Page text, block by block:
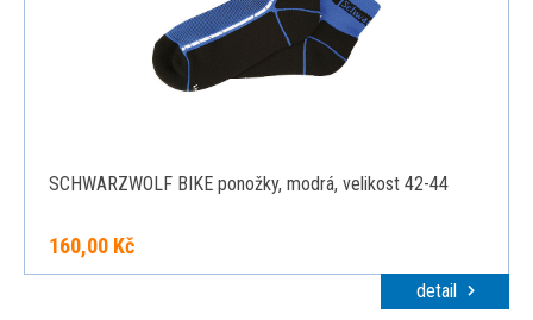
SCHWARZWOLF BIKE ponožky, modrá, velikost 42-44
160,00 Kč
detail